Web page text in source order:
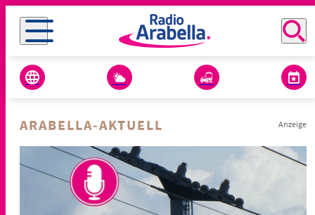
ARABELLA-AKTUELL Anzeige